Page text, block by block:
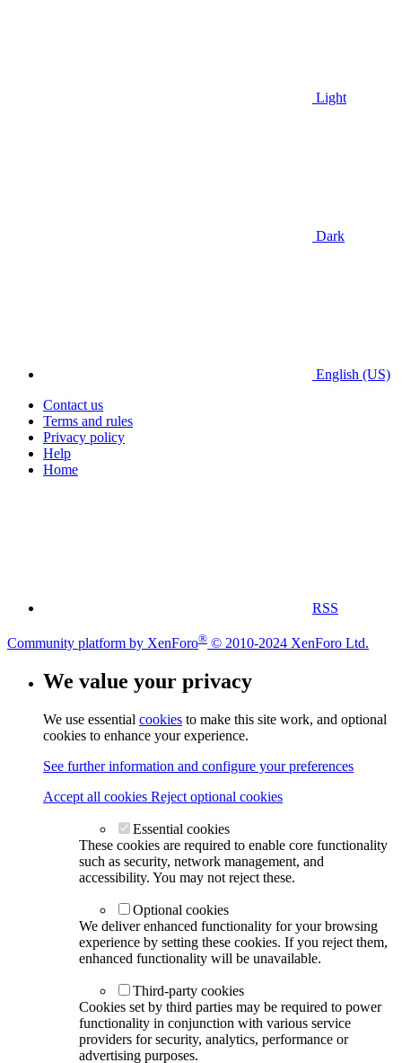
Light
Dark
English (US)
Contact us
Terms and rules
Privacy policy
Help
Home
RSS
Community platform by XenForo® © 2010-2024 XenForo Ltd.
We value your privacy
We use essential cookies to make this site work, and optional
cookies to enhance your experience.
See further information and configure your preferences
Accept all cookies Reject optional cookies
Essential cookies
These cookies are required to enable core functionality
such as security, network management, and
accessibility. You may not reject these.
Optional cookies
We deliver enhanced functionality for your browsing
experience by setting these cookies. If you reject them,
enhanced functionality will be unavailable.
Third-party cookies
Cookies set by third parties may be required to power
functionality in conjunction with various service
providers for security, analytics, performance or
advertising purposes.